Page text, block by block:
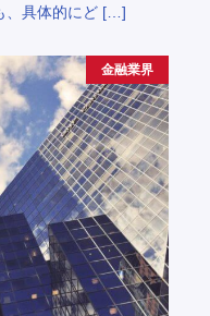
、具体的にど […]
金融業界